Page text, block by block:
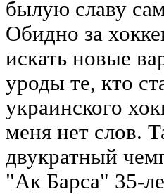
былую славу
Обидно за
искать новые
уроды те, кто
украинского
меня нет слов.
двукратный
"Ак Барса" 35-